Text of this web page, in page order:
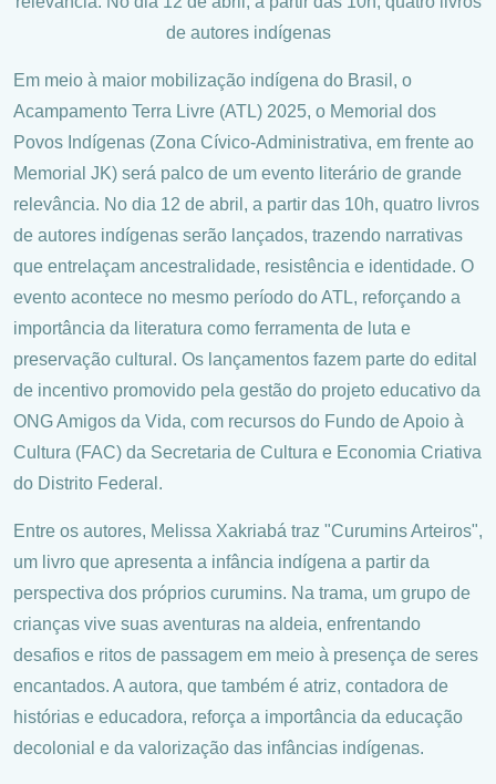
de autores indígenas
Em meio à maior mobilização indígena do Brasil, o
Acampamento Terra Livre (ATL) 2025, o Memorial dos
Povos Indígenas (Zona Cívico-Administrativa, em frente ao
Memorial JK) será palco de um evento literário de grande
relevância. No dia 12 de abril, a partir das 10h, quatro livros
de autores indígenas serão lançados, trazendo narrativas
que entrelaçam ancestralidade, resistência e identidade. O
evento acontece no mesmo período do ATL, reforçando a
importância da literatura como ferramenta de luta e
preservação cultural. Os lançamentos fazem parte do edital
de incentivo promovido pela gestão do projeto educativo da
ONG Amigos da Vida, com recursos do Fundo de Apoio à
Cultura (FAC) da Secretaria de Cultura e Economia Criativa
do Distrito Federal.
Entre os autores, Melissa Xakriabá traz "Curumins Arteiros",
um livro que apresenta a infância indígena a partir da
perspectiva dos próprios curumins. Na trama, um grupo de
crianças vive suas aventuras na aldeia, enfrentando
desafios e ritos de passagem em meio à presença de seres
encantados. A autora, que também é atriz, contadora de
histórias e educadora, reforça a importância da educação
decolonial e da valorização das infâncias indígenas.